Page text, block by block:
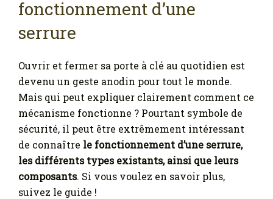
fonctionnement d’une
serrure
Ouvrir et fermer sa porte à clé au quotidien est
devenu un geste anodin pour tout le monde.
Mais qui peut expliquer clairement comment ce
mécanisme fonctionne ? Pourtant symbole de
sécurité, il peut être extrêmement intéressant
de connaître le fonctionnement d’une serrure,
les différents types existants, ainsi que leurs
composants. Si vous voulez en savoir plus,
suivez le guide !